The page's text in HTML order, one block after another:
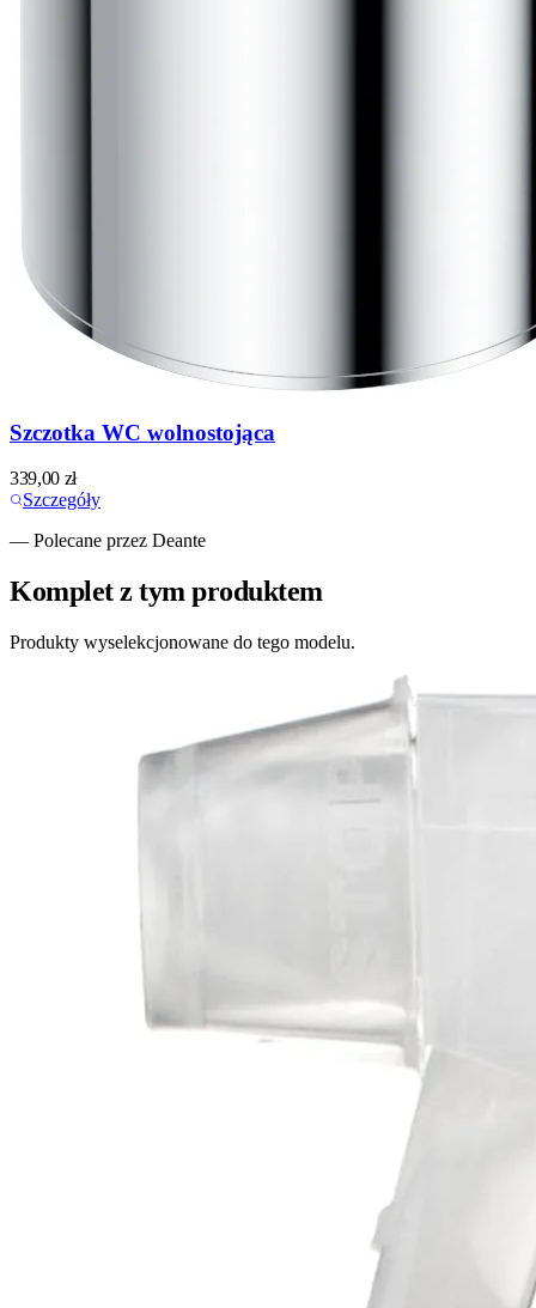
Szczotka WC wolnostojąca
339,00 zł
Szczegóły
— Polecane przez Deante
Komplet z tym produktem
Produkty wyselekcjonowane do tego modelu.